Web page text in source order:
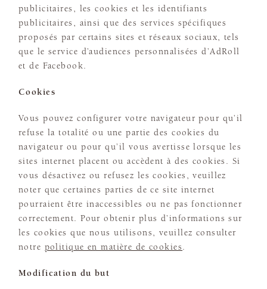
publicitaires, les cookies et les identifiants
publicitaires, ainsi que des services spécifiques
proposés par certains sites et réseaux sociaux, tels
que le service d’audiences personnalisées d’AdRoll
et de Facebook.
Cookies
Vous pouvez configurer votre navigateur pour qu’il
refuse la totalité ou une partie des cookies du
navigateur ou pour qu’il vous avertisse lorsque les
sites internet placent ou accèdent à des cookies. Si
vous désactivez ou refusez les cookies, veuillez
noter que certaines parties de ce site internet
pourraient être inaccessibles ou ne pas fonctionner
correctement. Pour obtenir plus d’informations sur
les cookies que nous utilisons, veuillez consulter
notre politique en matière de cookies.
Modification du but